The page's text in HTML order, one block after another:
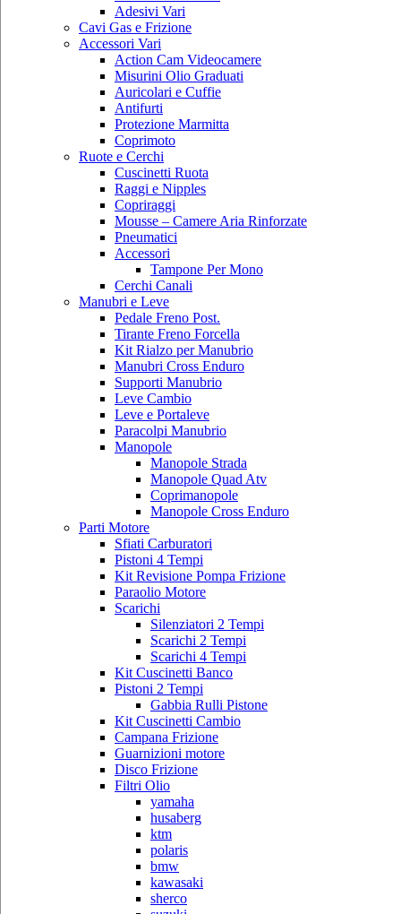
Adesivi Vari
Cavi Gas e Frizione
Accessori Vari
Action Cam Videocamere
Misurini Olio Graduati
Auricolari e Cuffie
Antifurti
Protezione Marmitta
Coprimoto
Ruote e Cerchi
Cuscinetti Ruota
Raggi e Nipples
Copriraggi
Mousse – Camere Aria Rinforzate
Pneumatici
Accessori
Tampone Per Mono
Cerchi Canali
Manubri e Leve
Pedale Freno Post.
Tirante Freno Forcella
Kit Rialzo per Manubrio
Manubri Cross Enduro
Supporti Manubrio
Leve Cambio
Leve e Portaleve
Paracolpi Manubrio
Manopole
Manopole Strada
Manopole Quad Atv
Coprimanopole
Manopole Cross Enduro
Parti Motore
Sfiati Carburatori
Pistoni 4 Tempi
Kit Revisione Pompa Frizione
Paraolio Motore
Scarichi
Silenziatori 2 Tempi
Scarichi 2 Tempi
Scarichi 4 Tempi
Kit Cuscinetti Banco
Pistoni 2 Tempi
Gabbia Rulli Pistone
Kit Cuscinetti Cambio
Campana Frizione
Guarnizioni motore
Disco Frizione
Filtri Olio
yamaha
husaberg
ktm
polaris
bmw
kawasaki
sherco